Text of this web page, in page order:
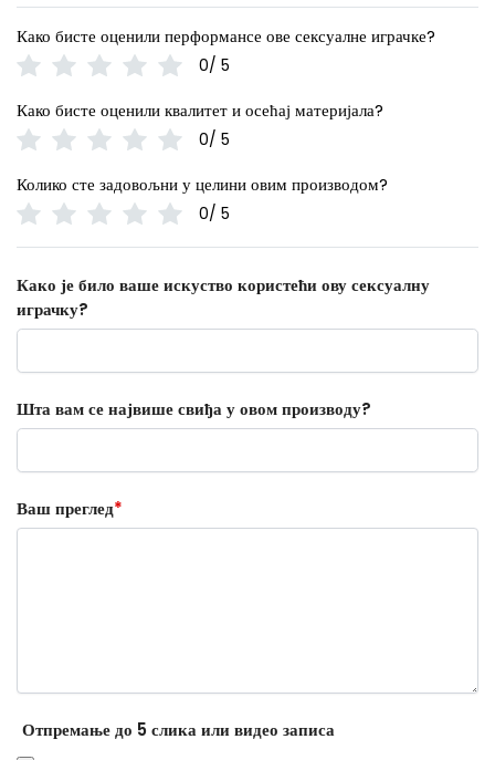
Како бисте оценили перформансе ове сексуалне играчке?
0/ 5
Како бисте оценили квалитет и осећај материјала?
0/ 5
Колико сте задовољни у целини овим производом?
0/ 5
Како је било ваше искуство користећи ову сексуалну
играчку?
Шта вам се највише свиђа у овом производу?
Ваш преглед*
Отпремање до 5 слика или видео записа